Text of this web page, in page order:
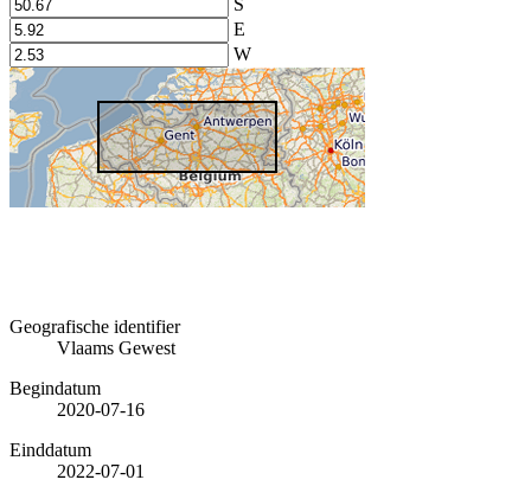
E
W
Geografische identifier
Vlaams Gewest
Begindatum
2020-07-16
Einddatum
2022-07-01